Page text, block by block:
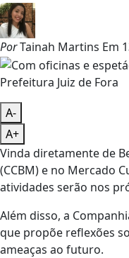
PorTainah Martins Em
Prefeitura Juiz de Fora
A-
A+
Vinda diretamente de
(CCBM) e no Mercado
atividades serão nos
Além disso, a
que propõe reflexões
ameaças ao futuro.